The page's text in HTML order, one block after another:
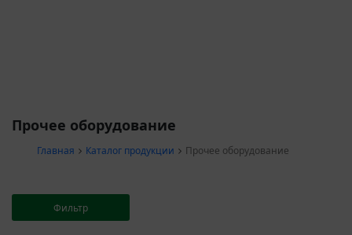
Прочее оборудование
Главная Каталог продукции Прочее оборудование
Фильтр